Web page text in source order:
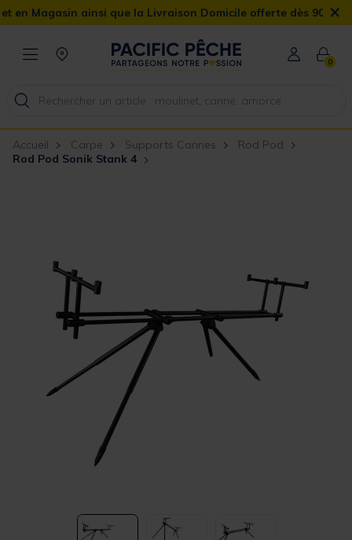
ainsi que la Livraison Domicile offerte dès 90€ ×
0
Accueil Carpe Supports Cannes
Rod Pod
Rod Pod Sonik Stank 4